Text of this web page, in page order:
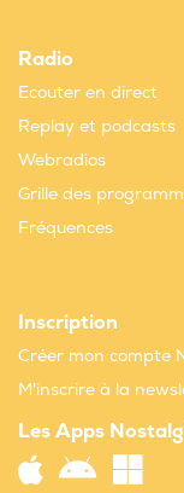
Radio
Ecouter en direct
Replay et podcasts
Webradios
Grille des
Fréquences
Inscription
Créer mon compte
M'inscrire à la
Les Apps